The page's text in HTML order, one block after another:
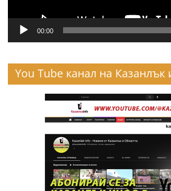
00:00
You Tube канал на Казанлък